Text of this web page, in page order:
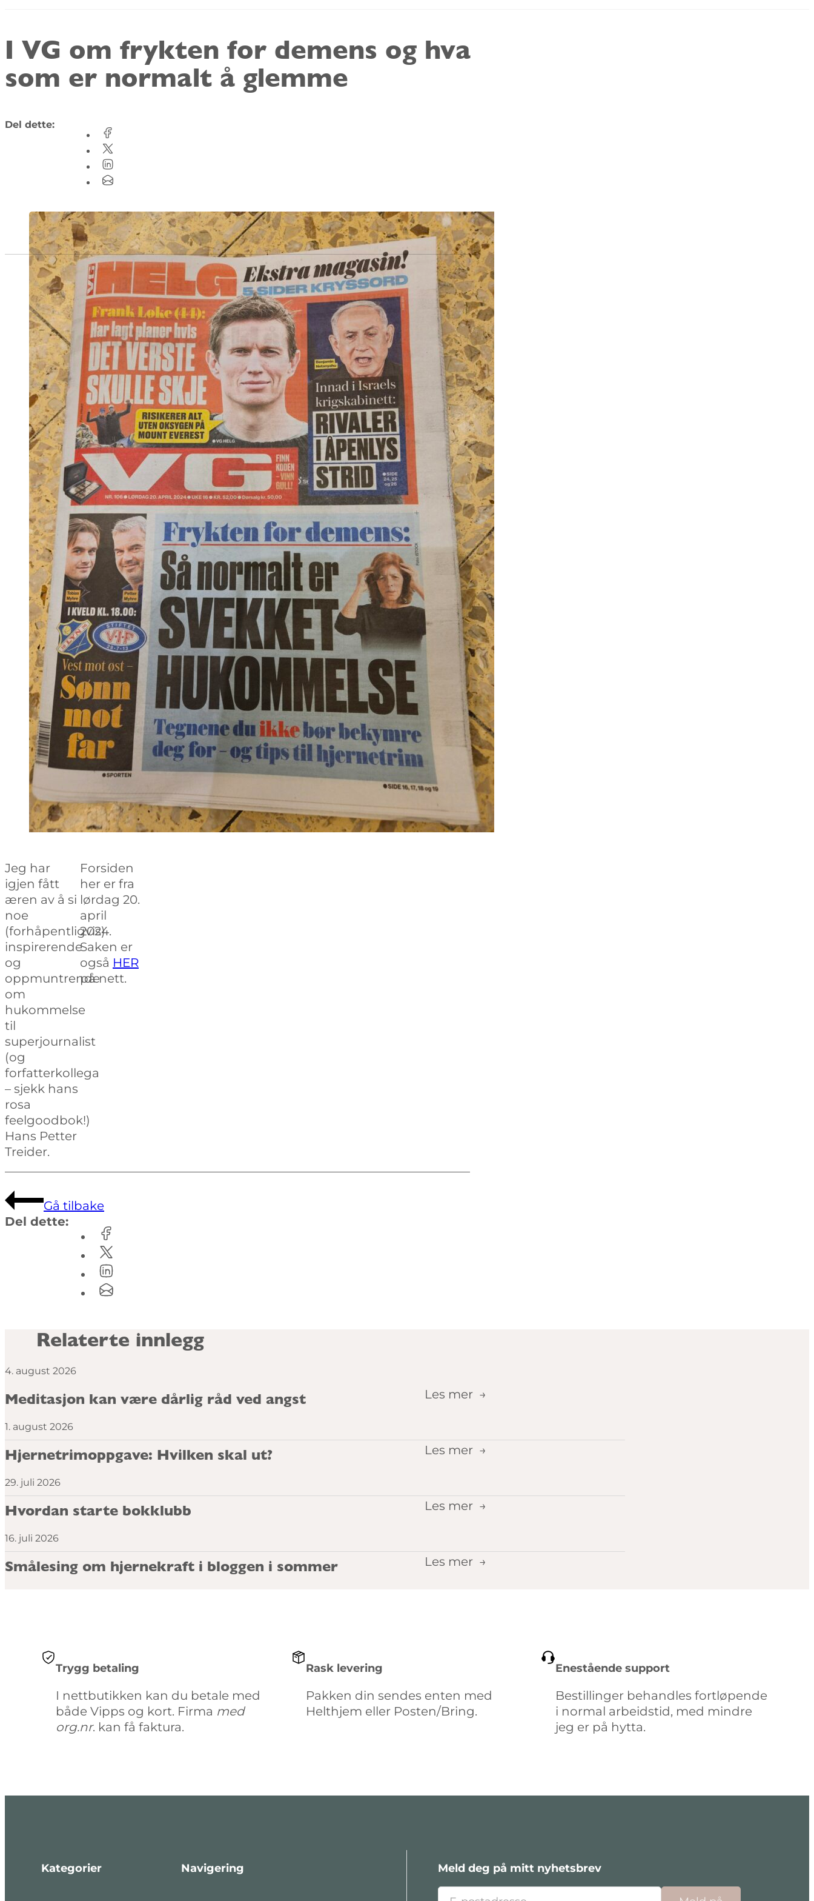
I VG om frykten for demens og hva
som er normalt å glemme
Del dette:
Jeg har
igjen fått
æren av å si
noe
(forhåpentligvis)
inspirerende
og
oppmuntrende
om
hukommelse
til
superjournalist
(og
forfatterkollega
– sjekk hans
rosa
feelgoodbok!)
Hans Petter
Treider.
Forsiden
her er fra
lørdag 20.
april
2024.
Saken er
også HER
på nett.
Gå tilbake
Del dette:
Relaterte innlegg
4. august 2026
Meditasjon kan være dårlig råd ved angst Les mer
1. august 2026
Hjernetrimoppgave: Hvilken skal ut? Les mer
29. juli 2026
Hvordan starte bokklubb Les mer
16. juli 2026
Smålesing om hjernekraft i bloggen i sommer Les mer
Trygg betaling
I nettbutikken kan du betale med
både Vipps og kort. Firma med
org.nr. kan få faktura.
Rask levering
Pakken din sendes enten med
Helthjem eller Posten/Bring.
Enestående support
Bestillinger behandles fortløpende
i normal arbeidstid, med mindre
jeg er på hytta.
Kategorier Navigering Meld deg på mitt nyhetsbrev